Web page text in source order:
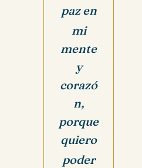
paz en
mi
mente
y
corazó
n,
porque
quiero
poder